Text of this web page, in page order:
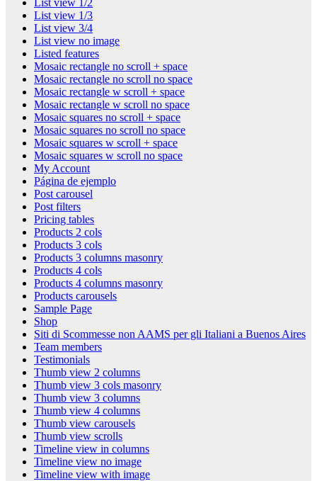
List view 1/3
List view 3/4
List view no image
Listed features
Mosaic rectangle no scroll + space
Mosaic rectangle no scroll no space
Mosaic rectangle w scroll + space
Mosaic rectangle w scroll no space
Mosaic squares no scroll + space
Mosaic squares no scroll no space
Mosaic squares w scroll + space
Mosaic squares w scroll no space
My Account
Página de ejemplo
Post carousel
Post filters
Pricing tables
Products 2 cols
Products 3 cols
Products 3 columns masonry
Products 4 cols
Products 4 columns masonry
Products carousels
Sample Page
Shop
Siti di Scommesse non AAMS per gli Italiani a Buenos Aires
Team members
Testimonials
Thumb view 2 columns
Thumb view 3 cols masonry
Thumb view 3 columns
Thumb view 4 columns
Thumb view carousels
Thumb view scrolls
Timeline view in columns
Timeline view no image
Timeline view with image